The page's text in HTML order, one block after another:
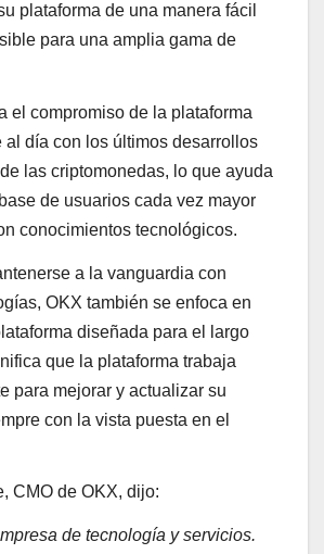
plataforma de una manera fácil
para una amplia gama de
el compromiso de la plataforma
al día con los últimos desarrollos
las criptomonedas, lo que ayuda
de usuarios cada vez mayor
conocimientos tecnológicos.
a la vanguardia con
OKX también se enfoca en
diseñada para el largo
que la plataforma trabaja
para mejorar y actualizar su
con la vista puesta en el
CMO de OKX, dijo:
de tecnología y servicios.